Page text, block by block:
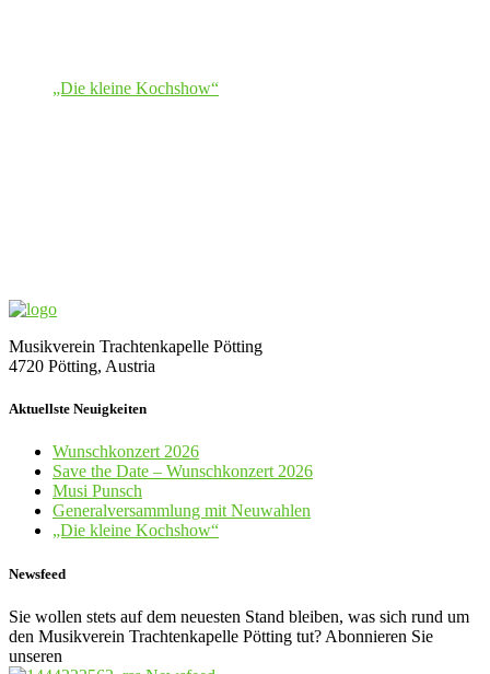
„Die kleine Kochshow“
Musikverein Trachtenkapelle Pötting
4720 Pötting, Austria
Aktuellste Neuigkeiten
Wunschkonzert 2026
Save the Date – Wunschkonzert 2026
Musi Punsch
Generalversammlung mit Neuwahlen
„Die kleine Kochshow“
Newsfeed
Sie wollen stets auf dem neuesten Stand bleiben, was sich rund um
den Musikverein Trachtenkapelle Pötting tut? Abonnieren Sie
unseren